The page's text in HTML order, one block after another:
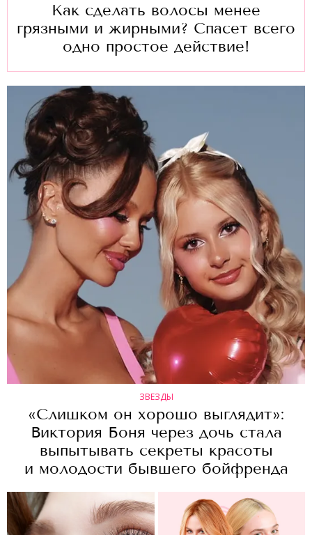
Как сделать волосы менее
грязными и жирными? Спасет всего
одно простое действие!
ЗВЕЗДЫ
«Слишком он хорошо выглядит»:
Виктория Боня через дочь стала
выпытывать секреты красоты
и молодости бывшего бойфренда